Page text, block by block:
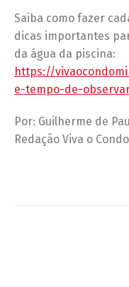
Saiba como fazer
dicas importantes
da água da piscina:
https://
e-tempo-de-
Por: Guilherme de
Redação Viva o